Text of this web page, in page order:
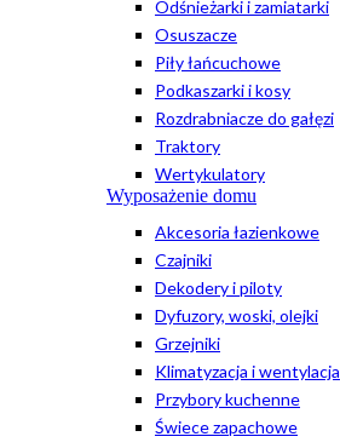
Odśnieżarki i zamiatarki
Osuszacze
Piły łańcuchowe
Podkaszarki i kosy
Rozdrabniacze do gałęzi
Traktory
Wertykulatory
Wyposażenie domu
Akcesoria łazienkowe
Czajniki
Dekodery i piloty
Dyfuzory, woski, olejki
Grzejniki
Klimatyzacja i wentylacja
Przybory kuchenne
Świece zapachowe